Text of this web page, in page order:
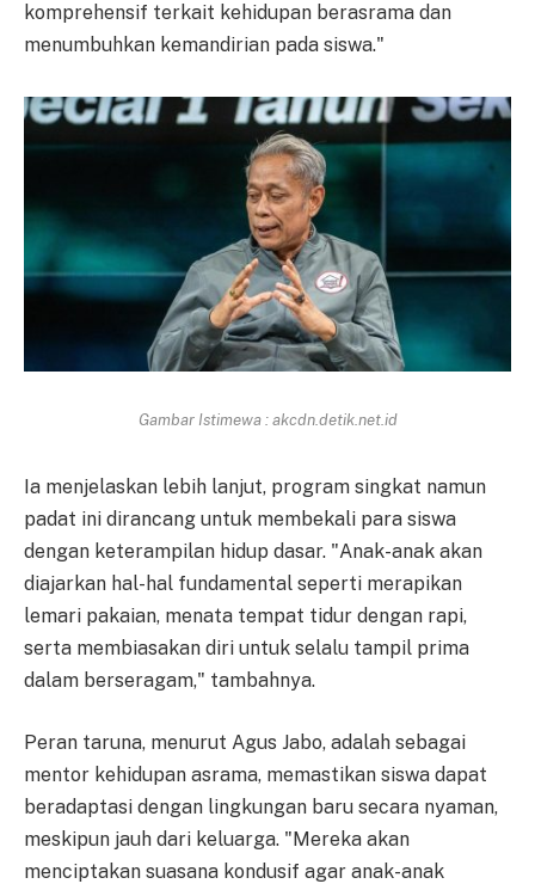
komprehensif terkait kehidupan berasrama dan
menumbuhkan kemandirian pada siswa."
Gambar Istimewa : akcdn.detik.net.id
Ia menjelaskan lebih lanjut, program singkat namun
padat ini dirancang untuk membekali para siswa
dengan keterampilan hidup dasar. "Anak-anak akan
diajarkan hal-hal fundamental seperti merapikan
lemari pakaian, menata tempat tidur dengan rapi,
serta membiasakan diri untuk selalu tampil prima
dalam berseragam," tambahnya.
Peran taruna, menurut Agus Jabo, adalah sebagai
mentor kehidupan asrama, memastikan siswa dapat
beradaptasi dengan lingkungan baru secara nyaman,
meskipun jauh dari keluarga. "Mereka akan
menciptakan suasana kondusif agar anak-anak